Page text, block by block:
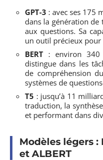
GPT-3 : avec ses 175
dans la génération
aux questions. Sa
un outil précieux pour
BERT : environ 340
distingue dans les
de compréhension
systèmes de
T5 : jusqu’à 11
traduction, la
et performant dans
Modèles légers :
et ALBERT